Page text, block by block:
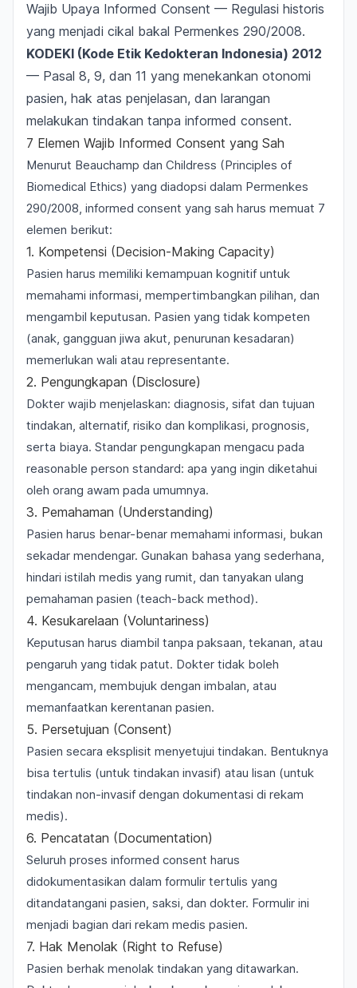
Wajib Upaya Informed Consent — Regulasi historis
yang menjadi cikal bakal Permenkes 290/2008.
KODEKI (Kode Etik Kedokteran Indonesia) 2012
— Pasal 8, 9, dan 11 yang menekankan otonomi
pasien, hak atas penjelasan, dan larangan
melakukan tindakan tanpa informed consent.
7 Elemen Wajib Informed Consent yang Sah
Menurut Beauchamp dan Childress (Principles of
Biomedical Ethics) yang diadopsi dalam Permenkes
290/2008, informed consent yang sah harus memuat 7
elemen berikut:
1. Kompetensi (Decision-Making Capacity)
Pasien harus memiliki kemampuan kognitif untuk
memahami informasi, mempertimbangkan pilihan, dan
mengambil keputusan. Pasien yang tidak kompeten
(anak, gangguan jiwa akut, penurunan kesadaran)
memerlukan wali atau representante.
2. Pengungkapan (Disclosure)
Dokter wajib menjelaskan: diagnosis, sifat dan tujuan
tindakan, alternatif, risiko dan komplikasi, prognosis,
serta biaya. Standar pengungkapan mengacu pada
reasonable person standard: apa yang ingin diketahui
oleh orang awam pada umumnya.
3. Pemahaman (Understanding)
Pasien harus benar-benar memahami informasi, bukan
sekadar mendengar. Gunakan bahasa yang sederhana,
hindari istilah medis yang rumit, dan tanyakan ulang
pemahaman pasien (teach-back method).
4. Kesukarelaan (Voluntariness)
Keputusan harus diambil tanpa paksaan, tekanan, atau
pengaruh yang tidak patut. Dokter tidak boleh
mengancam, membujuk dengan imbalan, atau
memanfaatkan kerentanan pasien.
5. Persetujuan (Consent)
Pasien secara eksplisit menyetujui tindakan. Bentuknya
bisa tertulis (untuk tindakan invasif) atau lisan (untuk
tindakan non-invasif dengan dokumentasi di rekam
medis).
6. Pencatatan (Documentation)
Seluruh proses informed consent harus
didokumentasikan dalam formulir tertulis yang
ditandatangani pasien, saksi, dan dokter. Formulir ini
menjadi bagian dari rekam medis pasien.
7. Hak Menolak (Right to Refuse)
Pasien berhak menolak tindakan yang ditawarkan.